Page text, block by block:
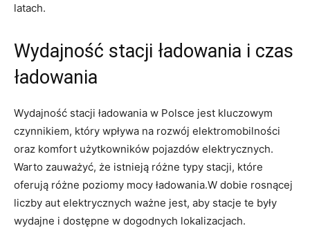
latach.
Wydajność stacji ładowania i czas
ładowania
Wydajność stacji​ ładowania w⁤ Polsce jest kluczowym
czynnikiem, który wpływa na rozwój ‌elektromobilności
oraz komfort użytkowników pojazdów ⁣elektrycznych.
Warto ‌zauważyć, że istnieją różne typy stacji, które
oferują różne poziomy mocy ładowania.W dobie rosnącej
liczby aut elektrycznych ważne jest, aby ⁣stacje te były
wydajne i dostępne w dogodnych lokalizacjach.